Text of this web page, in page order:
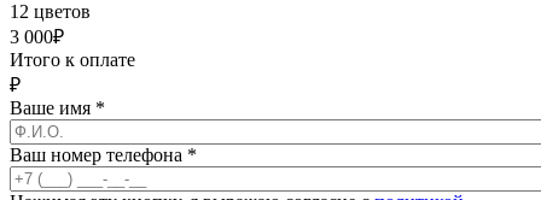
12 цветов
3 000₽
Итого к оплате
₽
Ваше имя *
Ваш номер телефона *